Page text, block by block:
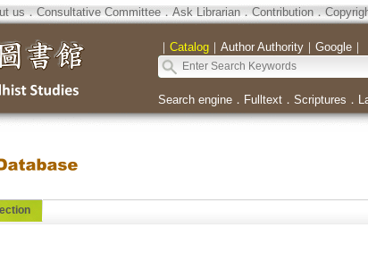
us．Consultative Committee．Ask Librarian．Contribution．
｜ Catalog｜ Author Authority｜ Google｜
Search engine． Fulltext． Scriptures ．